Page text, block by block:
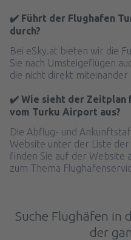
✔️ Führt der Flughafen
durch?
Bei eSky.at bieten wir die
Sie nach Umsteigeflügen
die nicht direkt miteinander
✔️ Wie sieht der Zeitplan
vom Turku Airport aus?
Die Abflug- und
Website unter der Liste
finden Sie auf der Website
zum Thema
Suche Flughäfen in
der